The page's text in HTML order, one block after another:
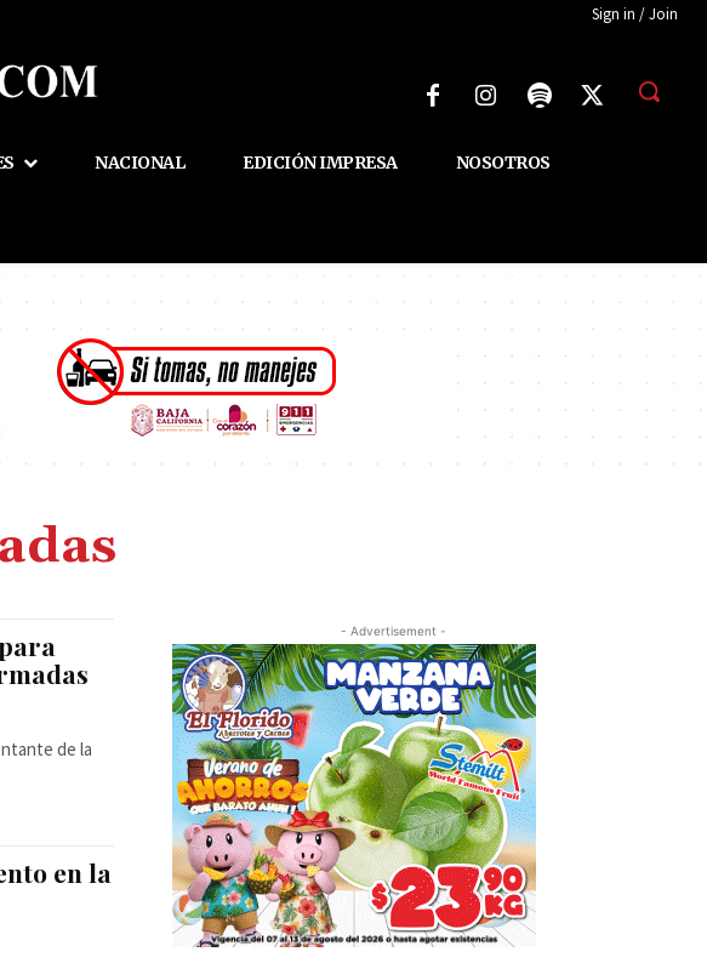
Sign in / Join
NACIONAL EDICIÓN IMPRESA NOSOTROS
de la
en la
- Advertisement -